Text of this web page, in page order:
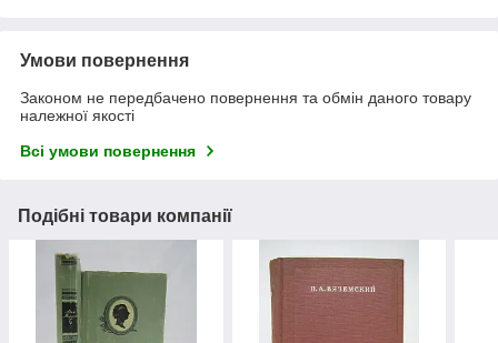
Умови повернення
Законом не передбачено повернення та обмін даного товару
належної якості
Всі умови повернення
Подібні товари компанії